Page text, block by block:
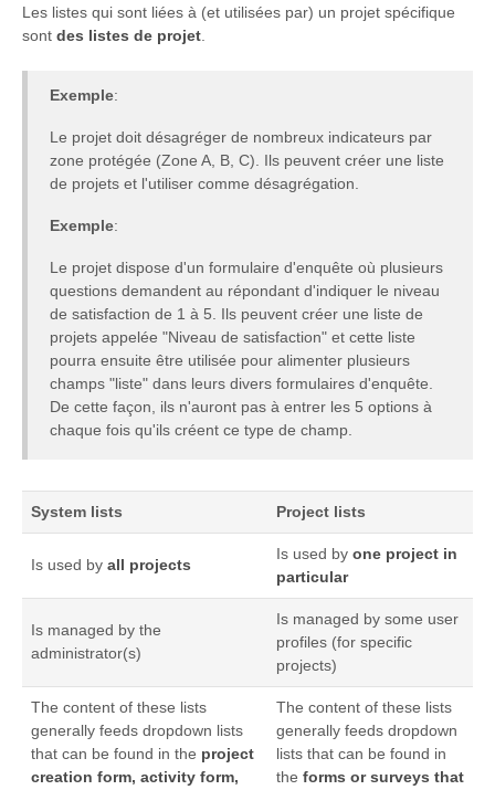
Les listes qui sont liées à (et utilisées par) un projet spécifique
sont des listes de projet.
Exemple:
Le projet doit désagréger de nombreux indicateurs par
zone protégée (Zone A, B, C). Ils peuvent créer une liste
de projets et l'utiliser comme désagrégation.
Exemple:
Le projet dispose d'un formulaire d'enquête où plusieurs
questions demandent au répondant d'indiquer le niveau
de satisfaction de 1 à 5. Ils peuvent créer une liste de
projets appelée "Niveau de satisfaction" et cette liste
pourra ensuite être utilisée pour alimenter plusieurs
champs "liste" dans leurs divers formulaires d'enquête.
De cette façon, ils n'auront pas à entrer les 5 options à
chaque fois qu'ils créent ce type de champ.
System lists Project lists
Is used by all projects
Is used by one project in
particular
Is managed by the
administrator(s)
Is managed by some user
profiles (for specific
projects)
The content of these lists
generally feeds dropdown lists
that can be found in the project
creation form, activity form,
The content of these lists
generally feeds dropdown
lists that can be found in
the forms or surveys that